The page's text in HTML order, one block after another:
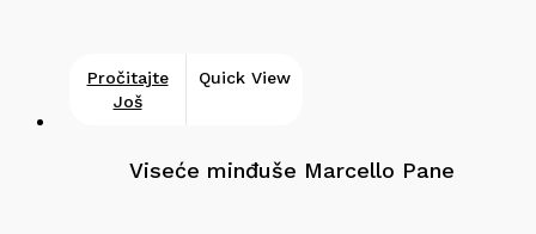
Pročitajte
Još
Quick View
Viseće minđuše Marcello Pane